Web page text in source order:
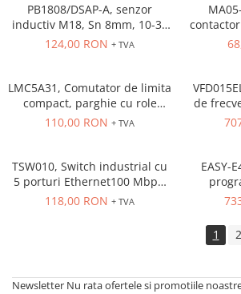
PB1808/DSAP-A, senzor
inductiv M18, Sn 8mm, 10-36
VDC, ecranat NO, PNP,
124,00 RON + TVA
A, Aux
LMC5A31, Comutator de limita
compact, parghie cu role
NO+NC, corp metalic cu
110,00 RON + TVA
de
7.5 A,
TSW010, Switch industrial cu
5 porturi Ethernet100 Mbps,
montaj pe sina
118,00 RON + TVA
EASY-
1 2
Newsletter Nu rata ofertele si promotiile